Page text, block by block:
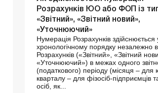
Розрахунків ЮО або ФОП із
«Звітний», «Звітний новий»,
«Уточнюючий»
Нумерація Розрахунків здійснюється
хронологічному порядку незалежно
Розрахунків («Звітний», «Звітний
«Уточнюючий») в межах одного
(податкового) періоду (місяця – для
кварталу – для фізосіб-підприємців
осіб, як...